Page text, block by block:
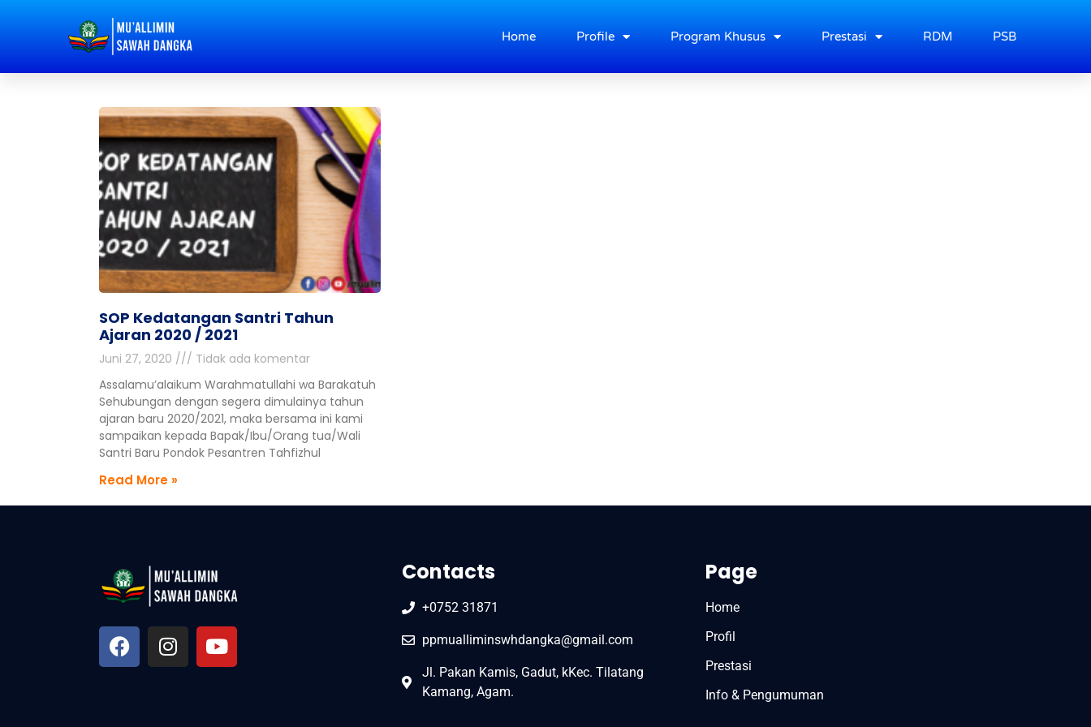
Home Profile Program Khusus Prestasi RDM PSB
SOP Kedatangan Santri Tahun
Ajaran 2020 / 2021
Juni 27, 2020
Tidak ada komentar
Assalamu’alaikum Warahmatullahi wa Barakatuh
Sehubungan dengan segera dimulainya tahun
ajaran baru 2020/2021, maka bersama ini kami
sampaikan kepada Bapak/Ibu/Orang tua/Wali
Santri Baru Pondok Pesantren Tahfizhul
Read More »
Contacts
+0752 31871
ppmualliminswhdangka@gmail.com
Jl. Pakan Kamis, Gadut, kKec. Tilatang
Kamang, Agam.
Page
Home
Profil
Prestasi
Info & Pengumuman